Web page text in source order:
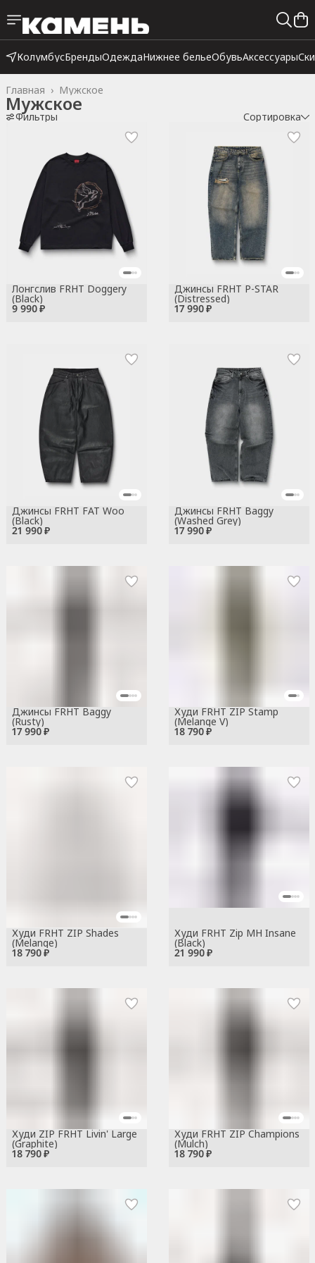
КолумбусБрендыОдеждаНижнее бельеОбувьАксессуары
Мужское
Главная ›
Мужское
Фильтры Сортировка
9 990 ₽
Лонгслив FRHT Doggery
(Black)
17 990 ₽
Джинсы FRHT P-STAR
(Distressed)
21 990 ₽
Джинсы FRHT FAT Woo
(Black)
17 990 ₽
Джинсы FRHT Baggy
(Washed Grey)
17 990 ₽
Джинсы FRHT Baggy
(Rusty)
18 790 ₽
Худи FRHT ZIP Stamp
(Melange V)
18 790 ₽
Худи FRHT ZIP Shades
(Melange)
21 990 ₽
Худи FRHT Zip MH Insane
(Black)
18 790 ₽
Худи ZIP FRHT Livin' Large
(Graphite)
18 790 ₽
Худи FRHT ZIP Champions
(Mulch)